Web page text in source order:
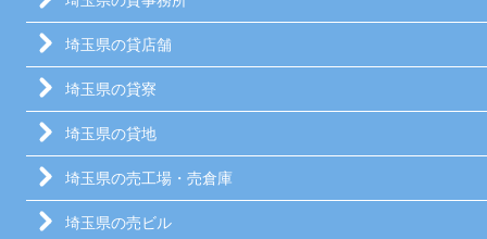
埼玉県の貸店舗
埼玉県の貸寮
埼玉県の貸地
埼玉県の売工場・売倉庫
埼玉県の売ビル